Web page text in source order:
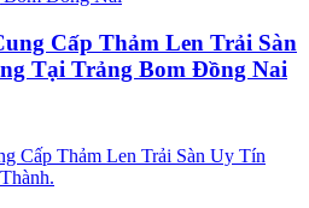
Cấp Thảm Len Trải Sàn
Tại Trảng Bom Đồng Nai